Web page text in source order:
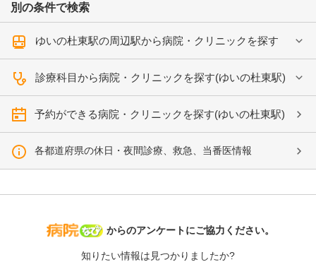
別の条件で検索
ゆいの杜東駅の周辺駅から病院・クリニックを探す
診療科目から病院・クリニックを探す(ゆいの杜東駅)
予約ができる病院・クリニックを探す(ゆいの杜東駅)
各都道府県の休日・夜間診療、救急、当番医情報
病院なび
からのアンケートにご協力ください。
知りたい情報は見つかりましたか?